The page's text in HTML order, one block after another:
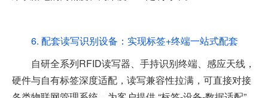
6. 配套读写识别设备：实现标签+终端一站式配套
自研全系列RFID读写器、手持识别终端、感应天线，
硬件与自有标签深度适配，读写兼容性拉满，可直接对接